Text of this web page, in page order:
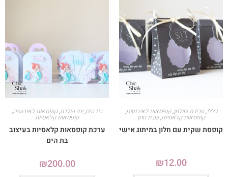
כללי,עריכת שולחן,קופסאות לאירועים,
קופסאות קלאסיות,שבת חתן
קופסת שקית עם חלון במיתוג אישי
₪12.00
בת הים,ימי הולדת,קופסאות לאירועים,
קופסאות קלאסיות
ערכת קופסאות קלאסיות בעיצוב
בת הים
₪200.00